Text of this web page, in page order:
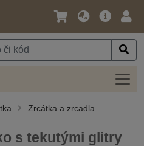
Jazyk
Měna
Hlavní
Zrcátka a zrcadla
s tekutými glitry